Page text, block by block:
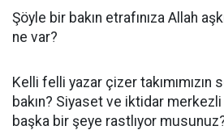
Şöyle bir bakın etrafınıza Allah
ne var?
Kelli felli yazar çizer takımımızın
bakın? Siyaset ve iktidar merkezli
başka bir şeye rastlıyor